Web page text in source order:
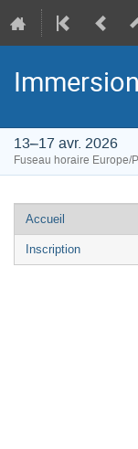
13–17 avr. 2026
Fuseau horaire Europe/
Menu
de
l'événement
Accueil
Inscription